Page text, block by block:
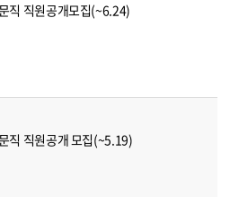
직 직원공개모집(~6.24)
직 직원공개 모집(~5.19)